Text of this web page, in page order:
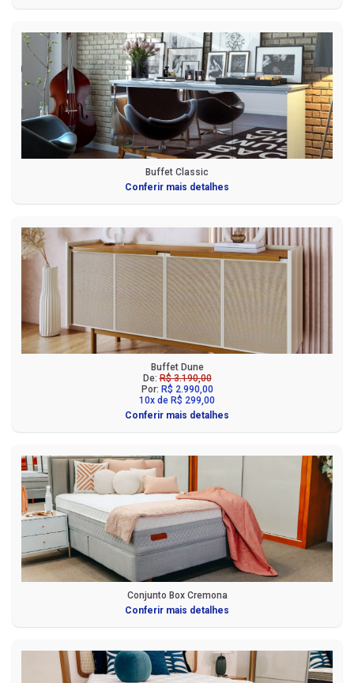
Buffet Classic
Conferir mais detalhes
Buffet Dune
De:R$ 3.190,00
Por: R$ 2.990,00
10x de R$ 299,00
Conferir mais detalhes
Conjunto Box Cremona
Conferir mais detalhes